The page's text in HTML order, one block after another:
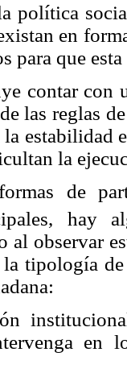
política
en
para que
contar con
las reglas
la estabilidad
la
de
hay
al observar
la tipología
en